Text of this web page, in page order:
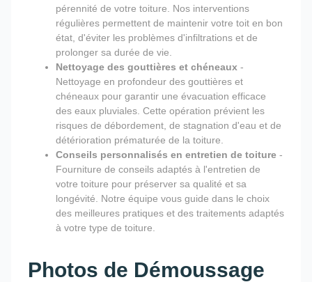
pérennité de votre toiture. Nos interventions
régulières permettent de maintenir votre toit en bon
état, d'éviter les problèmes d'infiltrations et de
prolonger sa durée de vie.
Nettoyage des gouttières et chéneaux -
Nettoyage en profondeur des gouttières et
chéneaux pour garantir une évacuation efficace
des eaux pluviales. Cette opération prévient les
risques de débordement, de stagnation d'eau et de
détérioration prématurée de la toiture.
Conseils personnalisés en entretien de toiture -
Fourniture de conseils adaptés à l'entretien de
votre toiture pour préserver sa qualité et sa
longévité. Notre équipe vous guide dans le choix
des meilleures pratiques et des traitements adaptés
à votre type de toiture.
Photos de Démoussage